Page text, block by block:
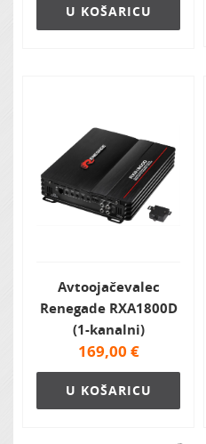
U KOŠARICU
Avtoojačevalec
Renegade RXA1800D
(1-kanalni)
169,00 €
U KOŠARICU